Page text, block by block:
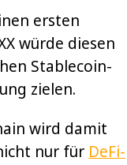
ersten
würde diesen
Stablecoin-
zielen.
wird damit
nur für DeFi-